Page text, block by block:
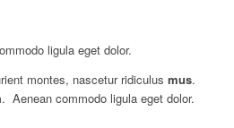
ligula eget dolor.
montes, nascetur ridiculus mus.
Aenean commodo ligula eget dolor.